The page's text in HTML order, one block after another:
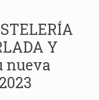
Y
nueva